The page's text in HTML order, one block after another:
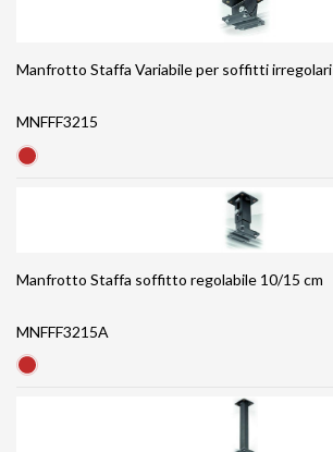
Manfrotto Staffa Variabile per soffitti irregolari
MNFFF3215
Manfrotto Staffa soffitto regolabile 10/15 cm
MNFFF3215A